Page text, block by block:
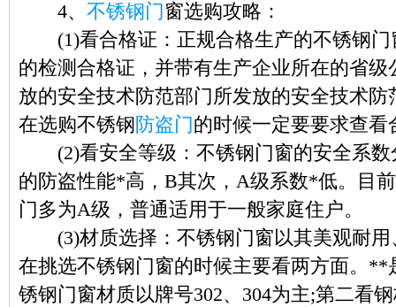
4、 不锈钢门 窗选购攻略：
(1)看合格证：正规合格生产的不锈钢门
的检测合格证，并带有生产企业所在的省
放的安全技术防范部门所发放的安全技术
在选购不锈钢 防盗门 的时候一定要要求查看
(2)看安全等级：不锈钢门窗的安全系数
的防盗性能*高，B其次，A级系数*低。目
门多为A级，普通适用于一般家庭住户。
(3)材质选择：不锈钢门窗以其美观耐用
在挑选不锈钢门窗的时候主要看两方面。
锈钢门窗材质以牌号302、304为主;第二看